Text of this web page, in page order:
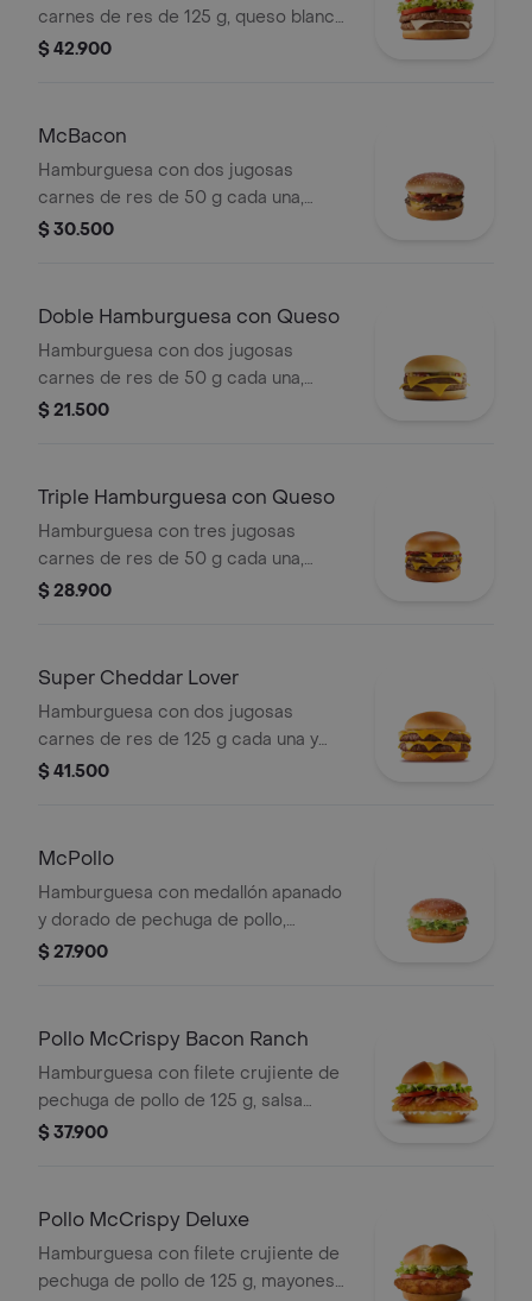
carnes de res de 125 g, queso blanco
cremoso, cebolla, tomate fresco,
$ 42.900
McBacon
Hamburguesa con dos jugosas
carnes de res de 50 g cada una,
tocineta ahumada, cebolla, queso
$ 30.500
Doble Hamburguesa con Queso
Hamburguesa con dos jugosas
carnes de res de 50 g cada una,
doble queso cheddar cremoso,
$ 21.500
Triple Hamburguesa con Queso
Hamburguesa con tres jugosas
carnes de res de 50 g cada una,
doble queso cheddar cremoso,
$ 28.900
Super Cheddar Lover
Hamburguesa con dos jugosas
carnes de res de 125 g cada una y
cinco quesos cremosos.
$ 41.500
McPollo
Hamburguesa con medallón apanado
y dorado de pechuga de pollo,
mayonesa cremosa y lechuga fresca,
$ 27.900
Pollo McCrispy Bacon Ranch
Hamburguesa con filete crujiente de
pechuga de pollo de 125 g, salsa
ranch, tocineta ahumada, lechuga
$ 37.900
Pollo McCrispy Deluxe
Hamburguesa con filete crujiente de
pechuga de pollo de 125 g, mayonesa